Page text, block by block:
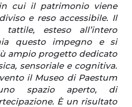
cui il patrimonio viene
e reso accessibile. Il
tattile, esteso all’intero
questo impegno e si
ampio progetto dedicato
sensoriale e cognitiva.
il Museo di Paestum
spazio aperto, di
È un risultato